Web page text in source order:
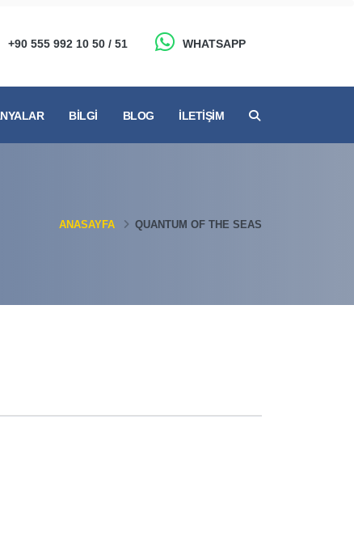
+90 555 992 10 50 / 51 WHATSAPP
BILGI BLOG İLETIŞIM
ANASAYFA QUANTUM OF THE SEAS